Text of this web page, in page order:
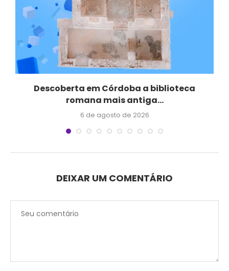
Descoberta em Córdoba a biblioteca
romana mais antiga...
6 de agosto de 2026
DEIXAR UM COMENTÁRIO